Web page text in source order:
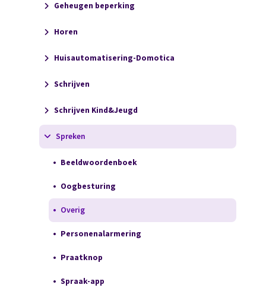
Geheugen beperking
Horen
Huisautomatisering-Domotica
Schrijven
Schrijven Kind&Jeugd
Spreken
Beeldwoordenboek
Oogbesturing
Overig
Personenalarmering
Praatknop
Spraak-app